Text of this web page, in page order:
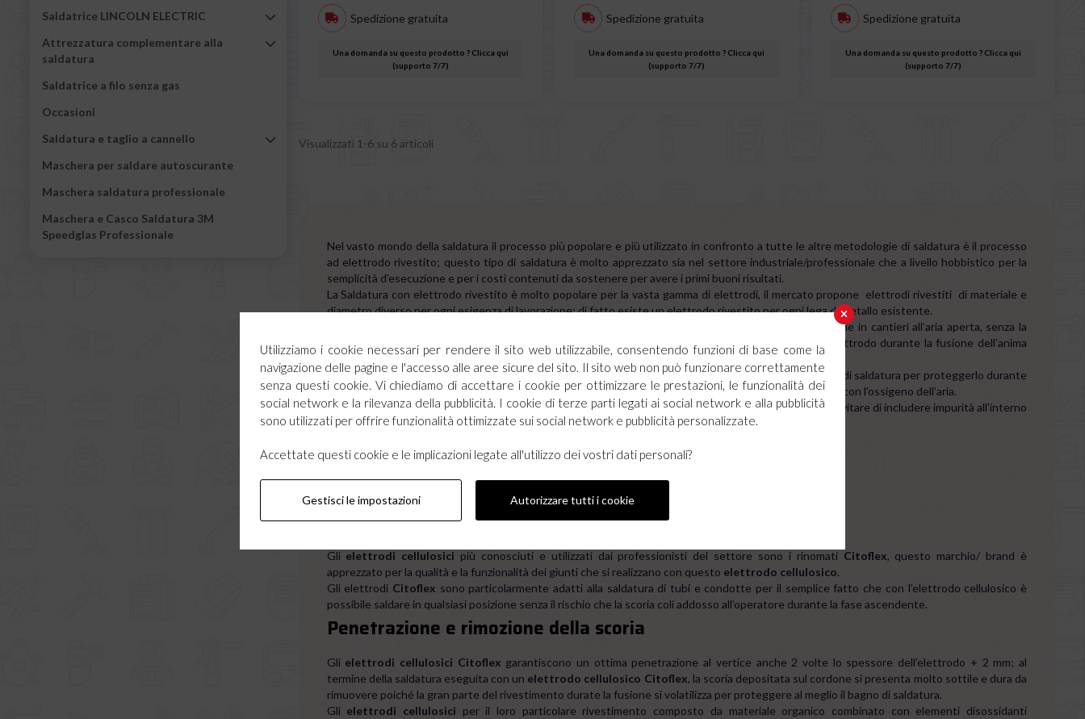
Saldatrice LINCOLN ELECTRIC
Attrezzatura complementare alla
saldatura
Saldatrice a filo senza gas
Occasioni
Saldatura e taglio a cannello
Maschera per saldare autoscurante
Maschera saldatura professionale
Maschera e Casco Saldatura 3M
Speedglas Professionale
Spedizione gratuita
Una domanda su questo prodotto ? Clicca qui
(supporto 7/7)
Spedizione gratuita
Una domanda su questo prodotto ? Clicca qui
(supporto 7/7)
Spedizione gratuita
Una domanda su questo prodotto ? Clicca qui
(supporto 7/7)
Visualizzati 1-6 su 6 articoli
Nel vasto mondo della saldatura il processo più popolare e più utilizzato in confronto a tutte le altre metodologie di saldatura è il processo
ad elettrodo rivestito; questo tipo di saldatura è molto apprezzato sia nel settore industriale/professionale che a livello hobbistico per la
semplicità d’esecuzione e per i costi contenuti da sostenere per avere i primi buoni risultati.
La Saldatura con elettrodo rivestito è molto popolare per la vasta gamma di elettrodi, il mercato propone elettrodi rivestiti di materiale e
diametro diverso per ogni esigenza di lavorazione; di fatto esiste un elettrodo rivestito per ogni lega di metallo esistente.
Un’altra qualità che contraddistingue la saldatura a elettrodo rivestito è la possibilità di lavorare anche in cantieri all’aria aperta, senza la
necessità di proteggere il bagno di saldatura con un gas di protezione, poiché il rivestimento dell’elettrodo durante la fusione dell’anima
crea una protezione gassosa che protegge il bagno di saldatura;
Il rivestimento “bruciando”, crea una protezione solida chiamata scoria che si deposita sopra il cordone di saldatura per proteggerlo durante
la fase di raffreddamento e quindi evitare l’ossidazione del metallo d’apporto incandescente a contatto con l’ossigeno dell’aria.
La scoria deve essere rimossa alla fine della lavorazione o prima di procedere con un'altra passata, per evitare di includere impurità all’interno
della saldatura e comprometterne la funzionalità.
Tipologie di elettrodi rivestiti
Gli elettrodi rivestiti si dividono in 4 grandi categorie Basici, Acidi, Rutilico, Cellulosico
Elettrodo cellulosico a cosa servono ?
Elettrodi Citoflex e saldatura di tubazioni
Gli elettrodi cellulosici più conosciuti e utilizzati dai professionisti del settore sono i rinomati Citoflex, questo marchio/ brand è
apprezzato per la qualità e la funzionalità dei giunti che si realizzano con questo elettrodo cellulosico.
Gli elettrodi Citoflex sono particolarmente adatti alla saldatura di tubi e condotte per il semplice fatto che con l’elettrodo cellulosico è
possibile saldare in qualsiasi posizione senza il rischio che la scoria coli addosso all’operatore durante la fase ascendente.
Penetrazione e rimozione della scoria
Gli elettrodi cellulosici Citoflex garantiscono un ottima penetrazione al vertice anche 2 volte lo spessore dell’elettrodo + 2 mm; al
termine della saldatura eseguita con un elettrodo cellulosico Citoflex, la scoria depositata sul cordone si presenta molto sottile e dura da
rimuovere poiché la gran parte del rivestimento durate la fusione si volatilizza per proteggere al meglio il bagno di saldatura.
Gli elettrodi cellulosici per il loro particolare rivestimento composto da materiale organico combinato con elementi disossidanti
Utilizziamo i cookie necessari per rendere il sito web utilizzabile, consentendo funzioni di base come la
navigazione delle pagine e l'accesso alle aree sicure del sito. Il sito web non può funzionare correttamente
senza questi cookie. Vi chiediamo di accettare i cookie per ottimizzare le prestazioni, le funzionalità dei
social network e la rilevanza della pubblicità. I cookie di terze parti legati ai social network e alla pubblicità
sono utilizzati per offrire funzionalità ottimizzate sui social network e pubblicità personalizzate.
Accettate questi cookie e le implicazioni legate all'utilizzo dei vostri dati personali?
Gestisci le impostazioni Autorizzare tutti i cookie